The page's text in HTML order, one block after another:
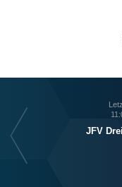
JFV